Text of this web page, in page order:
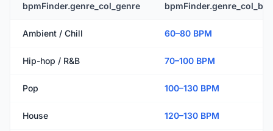
bpmFinder.genre_col_genre
Ambient / Chill 60–80 BPM
Hip-hop / R&B 70–100 BPM
Pop 100–130 BPM
House 120–130 BPM